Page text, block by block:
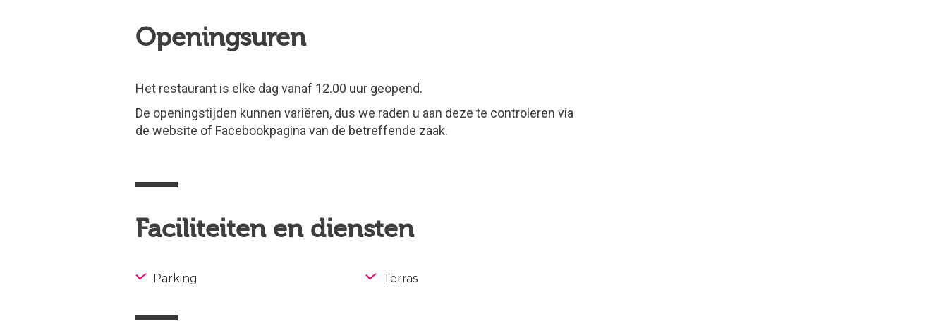
Openingsuren
Het restaurant is elke dag vanaf 12.00 uur geopend.
De openingstijden kunnen variëren, dus we raden u aan deze te controleren via
de website of Facebookpagina van de betreffende zaak.
Faciliteiten en diensten
Parking Terras